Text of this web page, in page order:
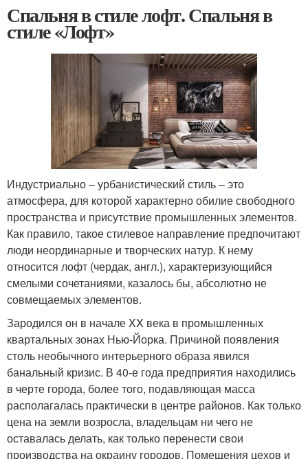
Спальня в стиле лофт. Спальня в
стиле «Лофт»
Индустриально – урбанистический стиль – это
атмосфера, для которой характерно обилие свободного
пространства и присутствие промышленных элементов.
Как правило, такое стилевое направление предпочитают
люди неординарные и творческих натур. К нему
относится лофт (чердак, англ.), характеризующийся
смелыми сочетаниями, казалось бы, абсолютно не
совмещаемых элементов.
Зародился он в начале XX века в промышленных
квартальных зонах Нью-Йорка. Причиной появления
столь необычного интерьерного образа явился
банальный кризис. В 40-е года предприятия находились
в черте города, более того, подавляющая масса
располагалась практически в центре районов. Как только
цена на земли возросла, владельцам ни чего не
оставалась делать, как только перенести свои
производства на окраину городов. Помещения цехов и